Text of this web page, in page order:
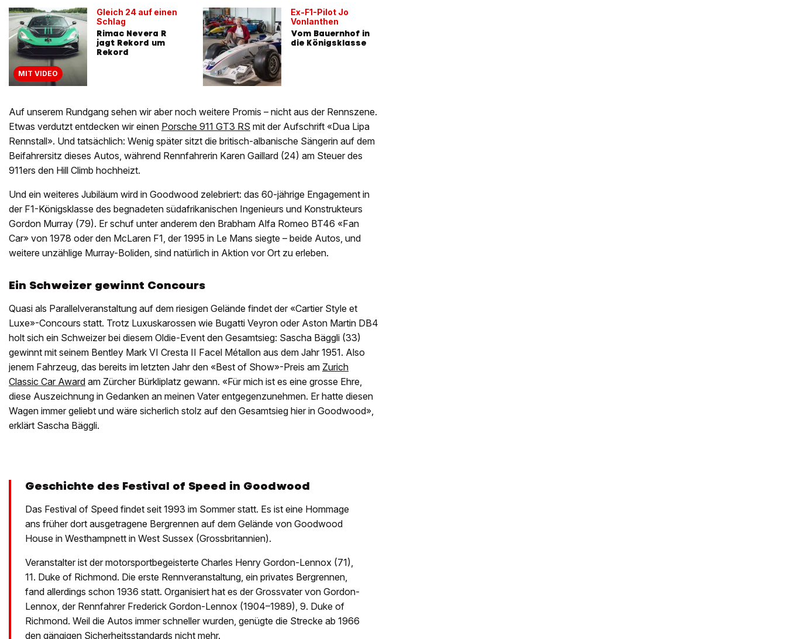
MIT VIDEO
Gleich 24 auf einen
Schlag
Rimac Nevera R
jagt Rekord um
Rekord
Ex-F1-Pilot Jo
Vonlanthen
Vom Bauernhof in
die Königsklasse
Auf unserem Rundgang sehen wir aber noch weitere Promis – nicht aus der Rennszene.
Etwas verdutzt entdecken wir einen Porsche 911 GT3 RS mit der Aufschrift «Dua Lipa
Rennstall». Und tatsächlich: Wenig später sitzt die britisch-albanische Sängerin auf dem
Beifahrersitz dieses Autos, während Rennfahrerin Karen Gaillard (24) am Steuer des
911ers den Hill Climb hochheizt.
Und ein weiteres Jubiläum wird in Goodwood zelebriert: das 60-jährige Engagement in
der F1-Königsklasse des begnadeten südafrikanischen Ingenieurs und Konstrukteurs
Gordon Murray (79). Er schuf unter anderem den Brabham Alfa Romeo BT46 «Fan
Car» von 1978 oder den McLaren F1, der 1995 in Le Mans siegte – beide Autos, und
weitere unzählige Murray-Boliden, sind natürlich in Aktion vor Ort zu erleben.
Ein Schweizer gewinnt Concours
Quasi als Parallelveranstaltung auf dem riesigen Gelände findet der «Cartier Style et
Luxe»-Concours statt. Trotz Luxuskarossen wie Bugatti Veyron oder Aston Martin DB4
holt sich ein Schweizer bei diesem Oldie-Event den Gesamtsieg: Sascha Bäggli (33)
gewinnt mit seinem Bentley Mark VI Cresta II Facel Métallon aus dem Jahr 1951. Also
jenem Fahrzeug, das bereits im letzten Jahr den «Best of Show»-Preis am Zurich
Classic Car Award am Zürcher Bürkliplatz gewann. «Für mich ist es eine grosse Ehre,
diese Auszeichnung in Gedanken an meinen Vater entgegenzunehmen. Er hatte diesen
Wagen immer geliebt und wäre sicherlich stolz auf den Gesamtsieg hier in Goodwood»,
erklärt Sascha Bäggli.
Geschichte des Festival of Speed in Goodwood
Das Festival of Speed findet seit 1993 im Sommer statt. Es ist eine Hommage
ans früher dort ausgetragene Bergrennen auf dem Gelände von Goodwood
House in Westhampnett in West Sussex (Grossbritannien).
Veranstalter ist der motorsportbegeisterte Charles Henry Gordon-Lennox (71),
11. Duke of Richmond. Die erste Rennveranstaltung, ein privates Bergrennen,
fand allerdings schon 1936 statt. Organisiert hat es der Grossvater von Gordon-
Lennox, der Rennfahrer Frederick Gordon-Lennox (1904–1989), 9. Duke of
Richmond. Weil die Autos immer schneller wurden, genügte die Strecke ab 1966
den gängigen Sicherheitsstandards nicht mehr.